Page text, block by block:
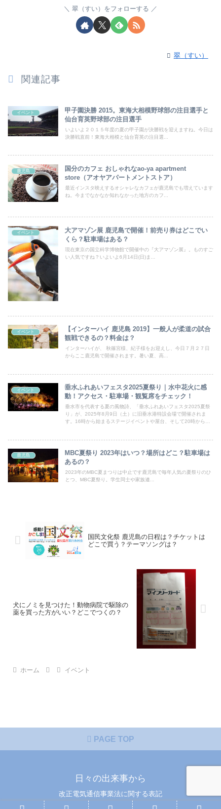
翠（すい）をフォローする
翠（すい）
関連記事
イベント
甲子園決勝 2015。東海大相模野球部の注目選手と
仙台育英野球部の注目選手
いよいよ２０１５年度の夏の甲子園が決勝戦を迎えますね。今日は
決勝戦直前！東海大相模と仙台育英の注目選...
鹿児島
国分のカフェ おしゃれなao-ya apartment
store（アオヤアパートメントストア）
最近インスタ映えするオシャレなカフェが鹿児島でも増えています
ね。今までなかなか知れなかった地方のカフ...
イベント
大アマゾン展 鹿児島で開催！前売り券はどこでい
くら？駐車場はある？
現在東京の国立科学博物館で開催中の『大アマゾン展』。ものすご
い人気ですね？いよいよ6月14日(日)ま...
イベント
【インターハイ 鹿児島 2019】一般人が柔道の試合
観戦できるの？料金は？
インターハイが、 秋篠宮様、紀子様をお迎えし、今日７月２７日
からここ鹿児島で開催されます。暑い夏、高...
イベント
垂水ふれあいフェスタ2025夏祭り｜水中花火に感
動！アクセス・駐車場・観覧席をチェック！
垂水市を代表する夏の風物詩、「垂水ふれあいフェスタ2025夏祭
り」が、2025年8月9日（土）に旧垂水港特設会場で開催されま
す。16時から始まるステージイベントや屋台、そして20時からの
どの基本情報から、混雑予想や楽しみ方までご紹介します。
鹿児島
MBC夏祭り 2023年はいつ？場所はどこ？駐車場は
あるの？
2023年のMBC夏まつりは中止です鹿児島で毎年人気の夏祭りのひ
とつ、MBC夏祭り。学生同士や家族連...
国民文化祭 鹿児島の日程は？チケットは
どこで買う？テーマソングは？
犬にノミを見つけた！動物病院で駆除の
薬を買った方がいい？どこでつくの？
ホーム イベント
PAGE TOP
日々の出来事から
改正電気通信事業法に関する表記